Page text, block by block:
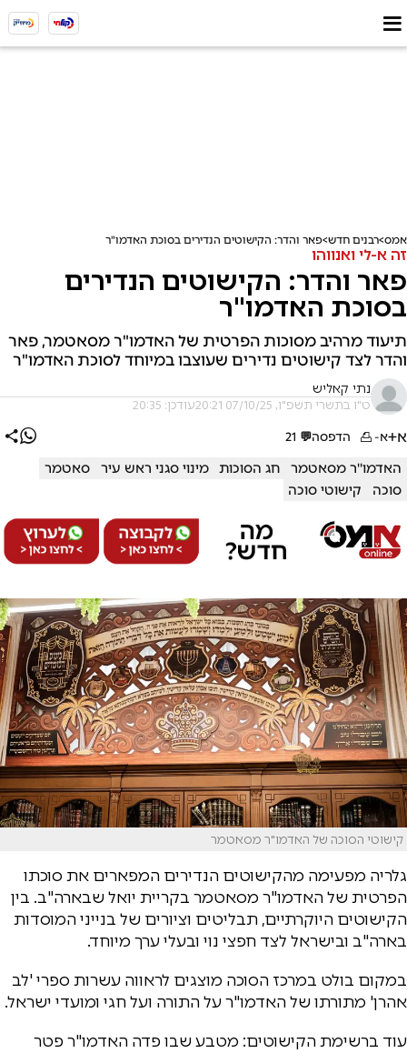
אמס רבנים חדש פאר והדר: הקישוטים הנדירים בסוכת האדמו"ר
זה א-לי ואנווהו
פאר והדר: הקישוטים הנדירים
בסוכת האדמו"ר
תיעוד מרהיב מסוכות הפרטית של האדמו"ר מסאטמר, פאר
והדר לצד קישוטים נדירים שעוצבו במיוחד לסוכת האדמו"ר
נתי קאליש
ט"ו בתשרי תשפ"ו, 07/10/25 20:21 עודכן: 20:35
א+א- הדפסה💬
21
האדמו''ר מסאטמר חג הסוכות מינוי סגני ראש עיר
סאטמר
סוכה
קישוטי סוכה
קישוטי הסוכה של האדמו"ר מסאטמר
גלריה מפעימה מהקישוטים הנדירים המפארים את סוכתו
הפרטית של האדמו"ר מסאטמר בקריית יואל שבארה"ב. בין
הקישוטים היוקרתיים, תבליטים וציורים של בנייני המוסדות
בארה"ב ובישראל לצד חפצי נוי ובעלי ערך מיוחד.
במקום בולט במרכז הסוכה מוצגים לראווה עשרות ספרי 'לב
אהרן' מתורתו של האדמו"ר על התורה ועל חגי ומועדי ישראל.
עוד ברשימת הקישוטים: מטבע שבו פדה האדמו"ר פטר